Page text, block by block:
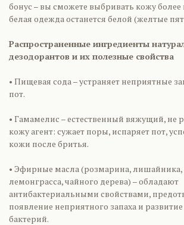
бонус – вы сможете выбривать кожу более
белая одежда останется белой (желтые
Распространенные ингредиенты
дезодорантов и их полезные свойства
• Пищевая сода – устраняет неприятные
пот.
• Гамамелис – естественный вяжущий, не
кожу агент: сужает поры, испаряет пот,
кожи после бритья.
• Эфирные масла (розмарина,
лемонграсса, чайного дерева) – обладают
антибактериальными свойствами,
появление неприятного запаха и
бактерий.